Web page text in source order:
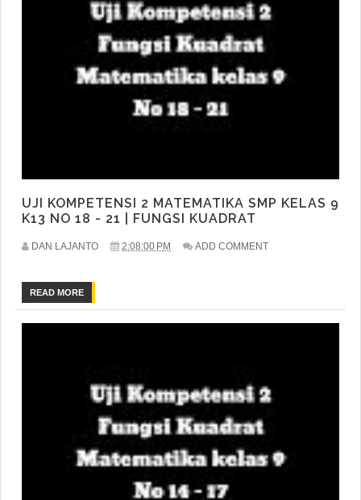
UJI KOMPETENSI 2 MATEMATIKA SMP KELAS 9
K13 NO 18 - 21 | FUNGSI KUADRAT
DAN LAJANTO 2:08:00 PM ADD COMMENT
READ MORE